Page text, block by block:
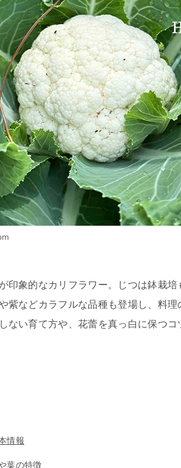
印象的なカリフラワー。じつは鉢栽
紫などカラフルな品種も登場し、料
ない育て方や、花蕾を真っ白に保つ
情報
葉の特徴